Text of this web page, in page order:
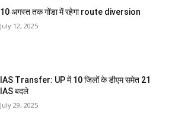
10 अगस्त तक गोंडा में रहेगा route diversion
July 12, 2025
IAS Transfer: UP में 10 जिलों के डीएम समेत 21
IAS बदले
July 29, 2025